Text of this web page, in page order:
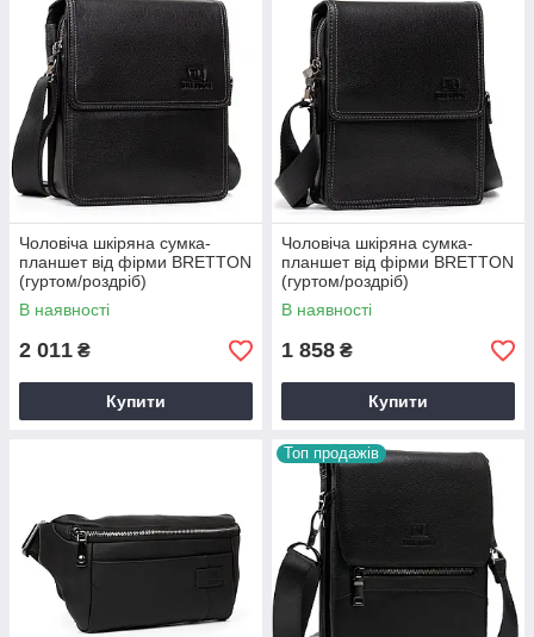
Чоловіча шкіряна сумка-
планшет від фірми BRETTON
(гуртом/роздріб)
В наявності
2 011 ₴
Купити
Чоловіча шкіряна сумка-
планшет від фірми BRETTON
(гуртом/роздріб)
В наявності
1 858 ₴
Купити
Топ продажів